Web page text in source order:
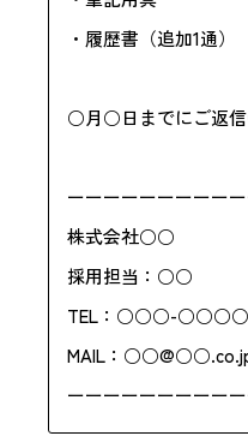
・履歴書（追加1通）
○月○日までにご返信
ーーーーーーーーー
株式会社○○
採用担当：○○
TEL：○○○-
MAIL：
ーーーーーーーーー